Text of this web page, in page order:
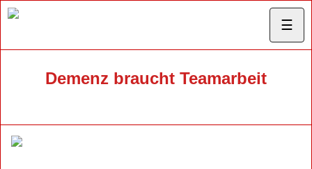
☰
Demenz braucht Teamarbeit